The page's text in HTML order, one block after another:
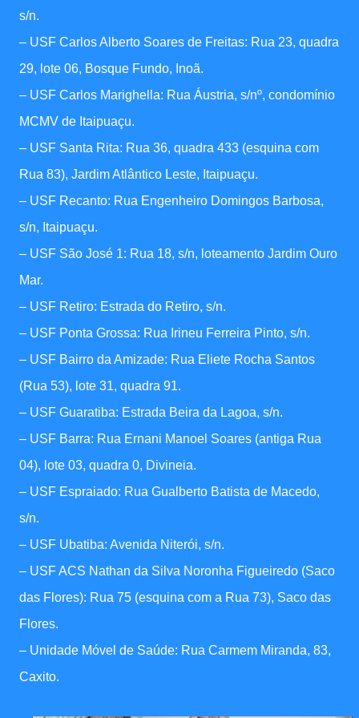
s/n.
– USF Carlos Alberto Soares de Freitas: Rua 23, quadra
29, lote 06, Bosque Fundo, Inoã.
– USF Carlos Marighella: Rua Áustria, s/nº, condomínio
MCMV de Itaipuaçu.
– USF Santa Rita: Rua 36, quadra 433 (esquina com
Rua 83), Jardim Atlântico Leste, Itaipuaçu.
– USF Recanto: Rua Engenheiro Domingos Barbosa,
s/n, Itaipuaçu.
– USF São José 1: Rua 18, s/n, loteamento Jardim Ouro
Mar.
– USF Retiro: Estrada do Retiro, s/n.
– USF Ponta Grossa: Rua Irineu Ferreira Pinto, s/n.
– USF Bairro da Amizade: Rua Eliete Rocha Santos
(Rua 53), lote 31, quadra 91.
– USF Guaratiba: Estrada Beira da Lagoa, s/n.
– USF Barra: Rua Ernani Manoel Soares (antiga Rua
04), lote 03, quadra 0, Divineia.
– USF Espraiado: Rua Gualberto Batista de Macedo,
s/n.
– USF Ubatiba: Avenida Niterói, s/n.
– USF ACS Nathan da Silva Noronha Figueiredo (Saco
das Flores): Rua 75 (esquina com a Rua 73), Saco das
Flores.
– Unidade Móvel de Saúde: Rua Carmem Miranda, 83,
Caxito.